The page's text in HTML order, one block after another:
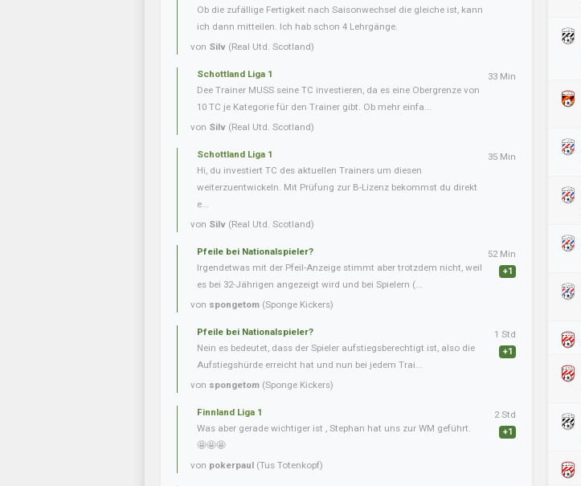
Ob die zufällige Fertigkeit nach Saisonwechsel die gleiche ist, kann
ich dann mitteilen. Ich hab schon 4 Lehrgänge.
von Silv (Real Utd. Scotland)
Schottland Liga 1
Dee Trainer MUSS seine TC investieren, da es eine Obergrenze von
10 TC je Kategorie für den Trainer gibt. Ob mehr einfa...
von Silv (Real Utd. Scotland)
33 Min
Schottland Liga 1
Hi, du investiert TC des aktuellen Trainers um diesen
weiterzuentwickeln. Mit Prüfung zur B-Lizenz bekommst du direkt
e...
von Silv (Real Utd. Scotland)
35 Min
Pfeile bei Nationalspieler?
Irgendetwas mit der Pfeil-Anzeige stimmt aber trotzdem nicht, weil
es bei 32-Jährigen angezeigt wird und bei Spielern (...
von spongetom (Sponge Kickers)
52 Min
+1
Pfeile bei Nationalspieler?
Nein es bedeutet, dass der Spieler aufstiegsberechtigt ist, also die
Aufstiegshürde erreicht hat und nun bei jedem Trai...
von spongetom (Sponge Kickers)
1 Std
+1
Finnland Liga 1
Was aber gerade wichtiger ist , Stephan hat uns zur WM geführt.
🤩🤩🤩
von pokerpaul (Tus Totenkopf)
2 Std
+1